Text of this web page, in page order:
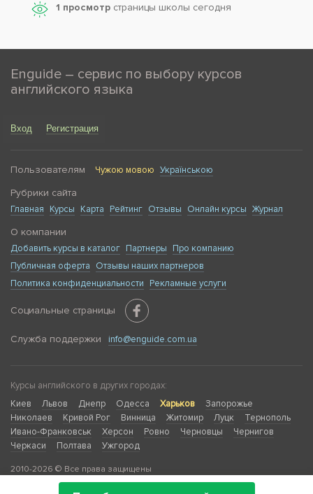
1 просмотр страницы школы сегодня
Enguide – сервис по выбору курсов
английского языка
Вход Регистрация
Пользователям Чужою мовою Українською
Рубрики сайта
Главная Курсы Карта Рейтинг Отзывы Онлайн курсы Журнал
О компании
Добавить курсы в каталог Партнеры
Про компанию
Публичная оферта
Отзывы наших партнеров
Политика конфиденциальности
Рекламные услуги
Социальные страницы
Служба поддержки info@enguide.com.ua
Курсы английского в других городах:
Киев
Львов Днепр Одесса Харьков
Запорожье
Николаев
Кривой Рог Винница Житомир Луцк
Тернополь
Ивано-Франковськ
Херсон Ровно Черновцы
Чернигов
Черкаси
Полтава Ужгород
2010-2026 © Все права защищены